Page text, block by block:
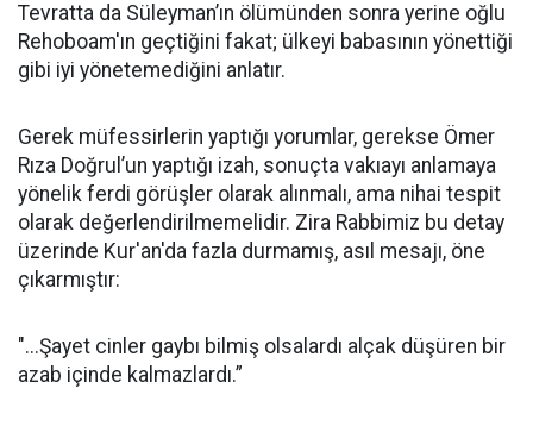
Tevratta da Süleyman’ın ölümünden sonra yerine oğlu
Rehobo­am'ın geçtiğini fakat; ülkeyi babasının yönettiği
gibi iyi yönetemediği­ni anlatır.
Gerek müfessirlerin yaptığı yo­rumlar, gerekse Ömer
Rıza Doğrul’un yaptığı izah, sonuçta vakıayı anla­maya
yönelik ferdi görüşler olarak alınmalı, ama nihai tespit
olarak de­ğerlendirilmemelidir. Zira Rabbi­miz bu detay
üzerinde Kur'an'da fazla durma­mış, asıl mesajı, öne
çıkarmıştır:
"...Şayet cinler gaybı bilmiş olsalardı al­çak düşüren bir
azab içinde kalmazlar­dı.”